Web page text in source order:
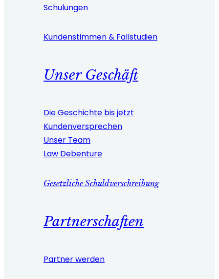
Schulungen
Kundenstimmen & Fallstudien
Unser Geschäft
Die Geschichte bis jetzt
Kundenversprechen
Unser Team
Law Debenture
Gesetzliche Schuldverschreibung
Partnerschaften
Partner werden